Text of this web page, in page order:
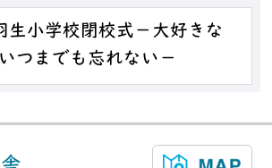
生小学校閉校式－大好きな
つまでも忘れない－